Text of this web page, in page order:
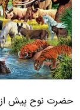
حضرت نوح پیش از